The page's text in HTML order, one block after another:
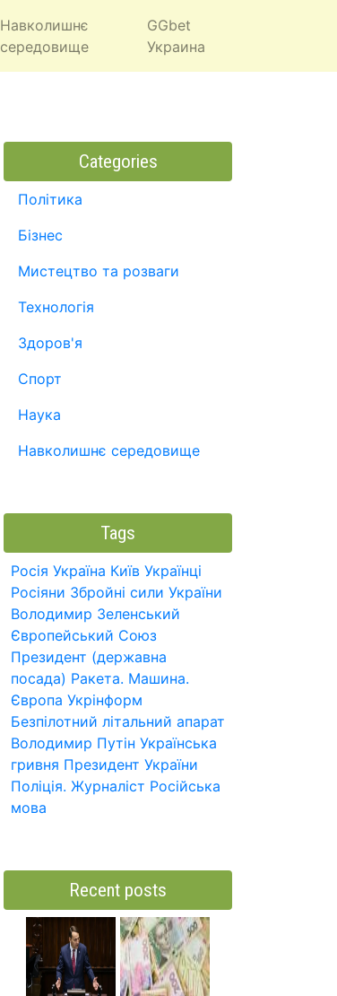
Навколишнє
середовище
GGbet
Украина
Categories
Політика
Бізнес
Мистецтво та розваги
Технологія
Здоров'я
Спорт
Наука
Навколишнє середовище
Tags
Росія Україна Київ Українці
Росіяни Збройні сили України
Володимир Зеленський
Європейський Союз
Президент (державна
посада) Ракета. Машина.
Європа Укрінформ
Безпілотний літальний апарат
Володимир Путін Українська
гривня Президент України
Поліція. Журналіст Російська
мова
Recent posts